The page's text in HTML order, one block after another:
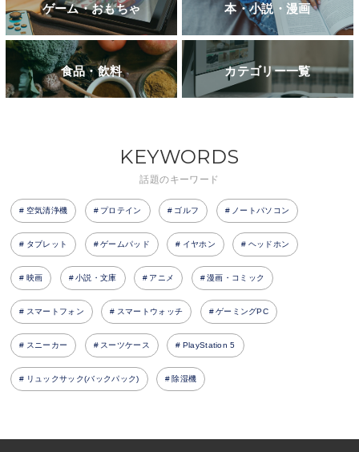
ゲーム・おもちゃ 本・小説・漫画
食品・飲料 カテゴリー一覧
KEYWORDS
話題のキーワード
空気清浄機 プロテイン ゴルフ ノートパソコン
タブレット ゲームパッド イヤホン ヘッドホン
映画 小説・文庫 アニメ 漫画・コミック
スマートフォン スマートウォッチ ゲーミングPC
スニーカー スーツケース PlayStation 5
リュックサック(バックパック) 除湿機